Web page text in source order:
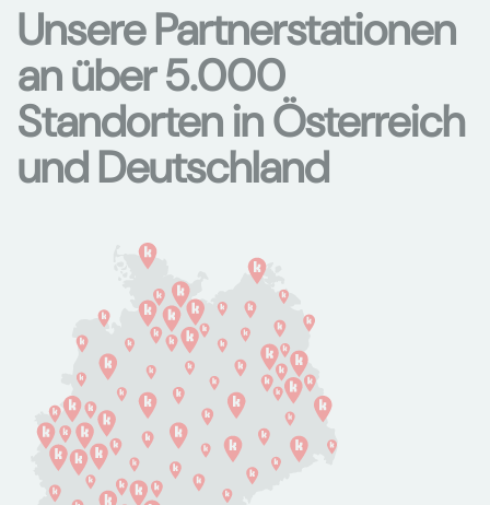
Unsere Partnerstationen
an über 5.000
Standorten in Österreich
und Deutschland